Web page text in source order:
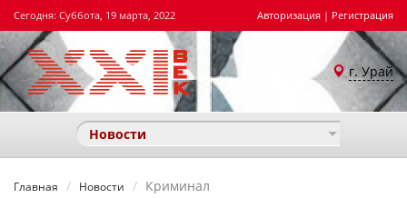
Сегодня: Суббота, 19 марта, 2022 Авторизация | Регистрация
г. Урай
Новости
Главная Новости ​Криминал